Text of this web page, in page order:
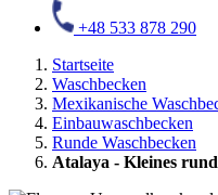
+48 533 878 290
Startseite
Waschbecken
Mexikanische
Einbauwaschbecken
Runde Waschbecken
Atalaya - Kleines